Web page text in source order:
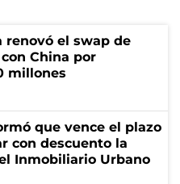
renovó el swap de
China por
millones
que vence el plazo
con descuento la
Inmobiliario Urbano